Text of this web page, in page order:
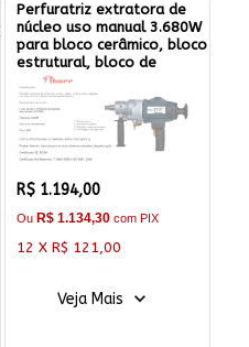
Perfuratriz extratora de
núcleo uso manual 3.680W
para bloco cerâmico, bloco
estrutural, bloco de
concreto para instalação
de caixa 4"x4" e 4"x2"
R$ 1.194,00
Ou R$ 1.134,30com PIX
12 X R$ 121,00
Veja Mais